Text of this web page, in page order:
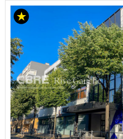
ACHAT
BUREAU
GRAND-
EST
BAS-
RHIN
(67)